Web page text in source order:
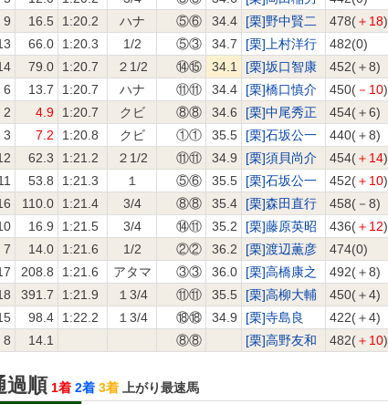
9 16.5 1:20.2 ハナ ⑤⑥ 34.4 [栗]野中賢二 478(＋18)
66.0 1:20.3 1/2 ⑤③ 34.7 [栗]上村洋行
482(0)
79.0 1:20.7 ２1/2 ⑭⑮ 34.1 [栗]坂口智康
452(＋8)
6 13.7 1:20.7 ハナ ⑪⑪ 34.4 [栗]橋口慎介 450( －10)
2 4.9 1:20.7 クビ ⑧⑧ 34.6 [栗]中尾秀正
454(＋6)
3 7.2 1:20.8 クビ ①① 35.5 [栗]石坂公一
440(＋8)
62.3 1:21.2 ２1/2 ⑪⑪ 34.9 [栗]須貝尚介 454(＋14)
53.8 1:21.3 １ ⑤⑥ 35.5 [栗]石坂公一 452(＋10)
110.0 1:21.4 3/4 ⑧⑧ 35.4 [栗]森田直行
458(－8)
16.9 1:21.5 3/4 ⑭⑪ 35.2 [栗]藤原英昭 436(＋12)
7 14.0 1:21.6 1/2 ②② 36.2 [栗]渡辺薫彦
474(0)
208.8 1:21.6 アタマ ③③ 36.0 [栗]高橋康之
492(＋8)
391.7 1:21.9 １3/4 ⑪⑪ 35.5 [栗]高柳大輔
450(＋4)
98.4 1:22.2 １3/4 ⑱⑱ 34.9 [栗]寺島良
422(＋4)
8 14.1 ⑧⑧ [栗]高野友和 482(＋10)
過順 1着 2着 3着
上がり最速馬